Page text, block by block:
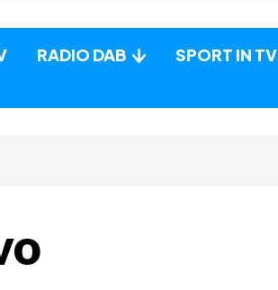
RADIO DAB SPORT IN TV